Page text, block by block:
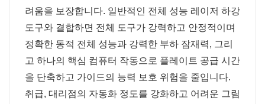
려움을 보장합니다. 일반적인 전체 성능 레이저 하강
도구와 결합하면 전체 도구가 강력하고 안정적이며
정확한 동적 전체 성능과 강력한 부하 잠재력, 그리
고 하나의 핵심 컴퓨터 작동으로 플레이트 공급 시간
을 단축하고 가이드의 능력 보호 위험을 줄입니다.
취급, 대리점의 자동화 정도를 강화하고 어려운 그림